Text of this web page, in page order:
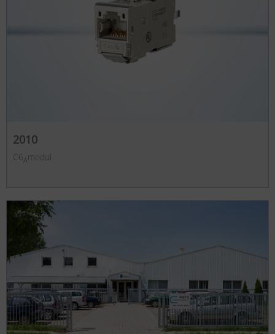
2010
C6Amodul